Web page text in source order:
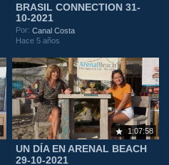
BRASIL CONNECTION 31-
10-2021
Por:Canal Costa
Hace 5 años
1:07:58
UN DÍA EN ARENAL BEACH
29-10-2021